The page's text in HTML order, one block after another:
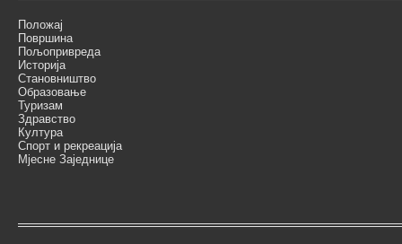
Положај
Површина
Пољопривреда
Историја
Становништво
Образовање
Туризам
Здравство
Култура
Спорт и рекреација
Мјесне Заједнице